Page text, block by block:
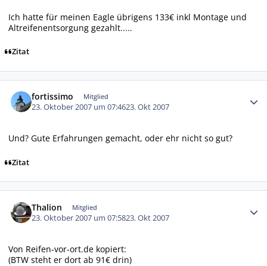
Ich hatte für meinen Eagle übrigens 133€ inkl Montage und
Altreifenentsorgung gezahlt.....
Zitat
fortissimo Mitglied
23. Oktober 2007 um 07:4623. Okt 2007
Und? Gute Erfahrungen gemacht, oder ehr nicht so gut?
Zitat
Thalion Mitglied
23. Oktober 2007 um 07:5823. Okt 2007
Von Reifen-vor-ort.de kopiert:
(BTW steht er dort ab 91€ drin)